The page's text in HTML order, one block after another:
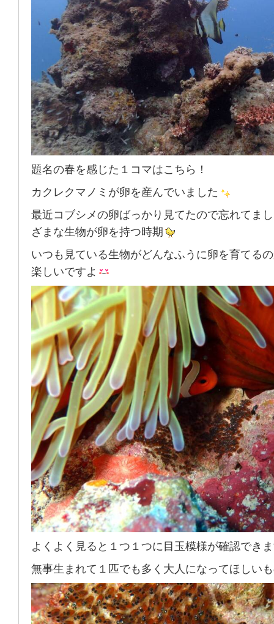
題名の春を感じた１コマはこちら！
カクレクマノミが卵を産んでいました
最近コブシメの卵ばっかり見てたので忘れてま
ざまな生物が卵を持つ時期
いつも見ている生物がどんなふうに卵を育てる
楽しいですよ
よくよく見ると１つ１つに目玉模様が確認でき
無事生まれて１匹でも多く大人になってほしい